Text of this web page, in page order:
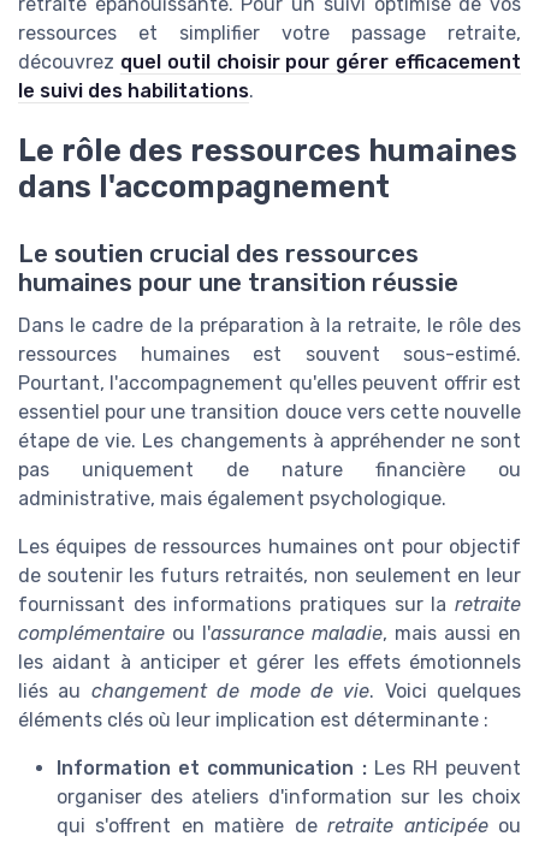
ressources et simplifier votre passage retraite,
découvrez quel outil choisir pour gérer efficacement
le suivi des habilitations.
Le rôle des ressources humaines
dans l'accompagnement
Le soutien crucial des ressources
humaines pour une transition réussie
Dans le cadre de la préparation à la retraite, le rôle des
ressources humaines est souvent sous-estimé.
Pourtant, l'accompagnement qu'elles peuvent offrir est
essentiel pour une transition douce vers cette nouvelle
étape de vie. Les changements à appréhender ne sont
pas uniquement de nature financière ou
administrative, mais également psychologique.
Les équipes de ressources humaines ont pour objectif
de soutenir les futurs retraités, non seulement en leur
fournissant des informations pratiques sur la retraite
complémentaire ou l'assurance maladie, mais aussi en
les aidant à anticiper et gérer les effets émotionnels
liés au changement de mode de vie. Voici quelques
éléments clés où leur implication est déterminante :
Information et communication : Les RH peuvent
organiser des ateliers d'information sur les choix
qui s'offrent en matière deretraite anticipéeou